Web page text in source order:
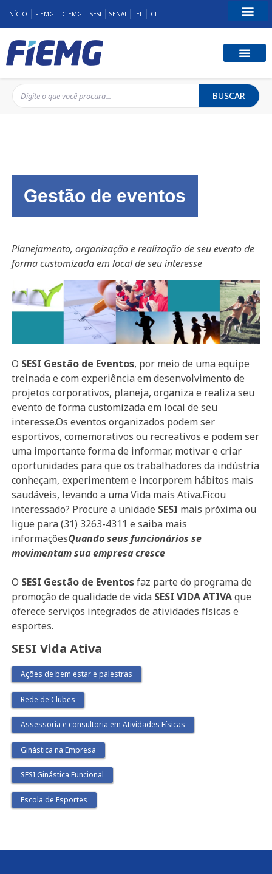
INÍCIO FIEMG CIEMG SESI SENAI IEL CIT
BUSCAR
Gestão de eventos
Planejamento, organização e realização de seu evento de
forma customizada em local de seu interesse
O SESI Gestão de Eventos, por meio de uma equipe
treinada e com experiência em desenvolvimento de
projetos corporativos, planeja, organiza e realiza seu
evento de forma customizada em local de seu
interesse.Os eventos organizados podem ser
esportivos, comemorativos ou recreativos e podem ser
uma importante forma de informar, motivar e criar
oportunidades para que os trabalhadores da indústria
conheçam, experimentem e incorporem hábitos mais
saudáveis, levando a uma Vida mais Ativa.Ficou
interessado? Procure a unidade SESI mais próxima ou
ligue para (31) 3263-4311 e saiba mais
informaçõesQuando seus funcionários se
movimentam sua empresa cresce
O SESI Gestão de Eventosfaz parte do programa de
promoção de qualidade de vida SESI VIDA ATIVAque
oferece serviços integrados de atividades físicas e
esportes.
SESI Vida Ativa
Ações de bem estar e palestras
Rede de Clubes
Assessoria e consultoria em Atividades Físicas
Ginástica na Empresa
SESI Ginástica Funcional
Escola de Esportes